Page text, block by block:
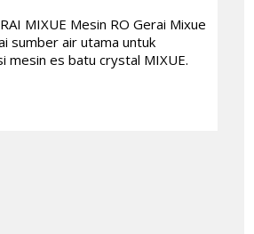
MIXUE Mesin RO Gerai Mixue
sumber air utama untuk
mesin es batu crystal MIXUE.